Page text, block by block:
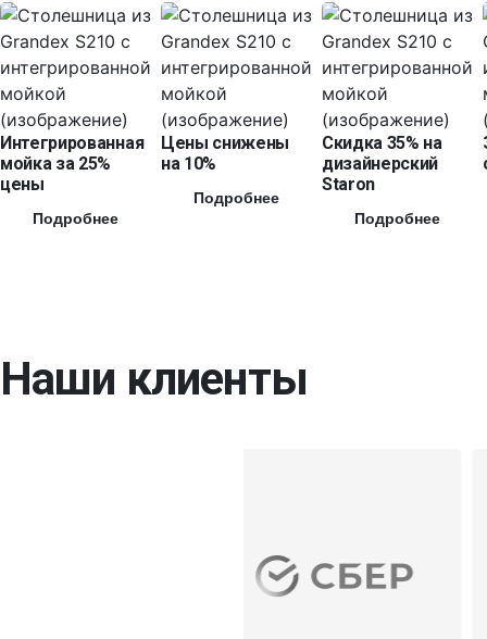
Интегрированная
мойка за 25%
цены
Подробнее
Цены снижены
на 10%
Подробнее
Скидка 35% на
дизайнерский
Staron
Подробнее
Наши клиенты